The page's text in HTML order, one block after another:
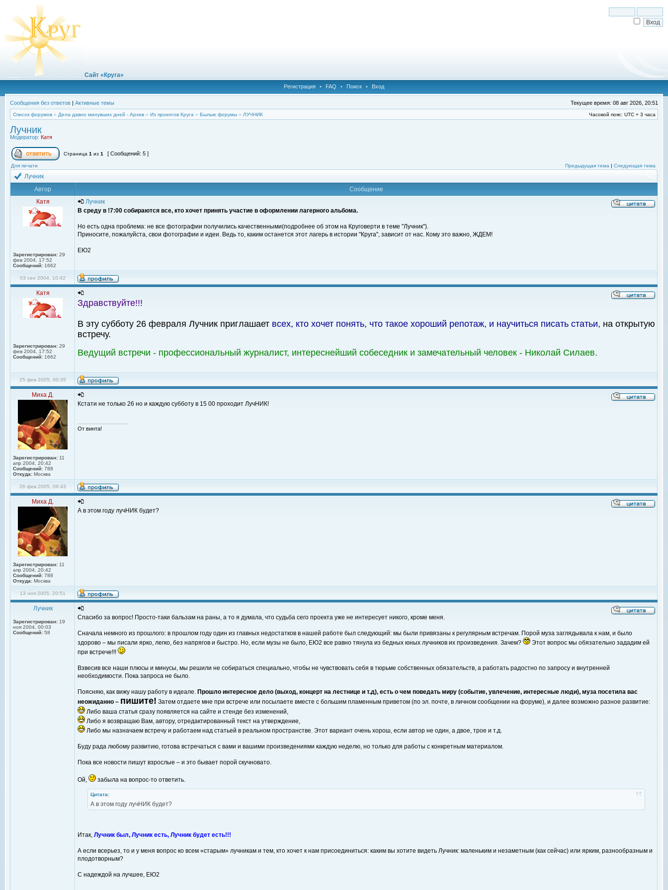
Сайт «Круга»
Регистрация • FAQ • Поиск • Вход
Сообщения без ответов | Активные темы Текущее время: 08 авг 2026, 20:51
Список форумов » Дела давно минувших дней - Архив » Из проектов Круга » Былые форумы » ЛУЧНИК Часовой пояс: UTC + 3 часа
Лучник
Модератор: Катя
Страница 1 из 1 [ Сообщений: 5 ]
Для печати Предыдущая тема | Следующая тема
Лучник
Автор
Сообщение
Катя
Зарегистрирован: 29
фев 2004, 17:52
Сообщений: 1662
Лучник
В среду в !7:00 собираются все, кто хочет принять участие в оформлении лагерного альбома.
Но есть одна проблема: не все фотографии получились качественными(подробнее об этом на Круговерти в теме "Лучник").
Приносите, пожалуйста, свои фотографии и идеи. Ведь то, каким останется этот лагерь в истории "Круга", зависит от нас. Кому это важно, ЖДЕМ!
ЕЮ2
03 сен 2004, 10:42
Катя
Зарегистрирован: 29
фев 2004, 17:52
Сообщений: 1662
Здравствуйте!!!
В эту субботу 26 февраля Лучник приглашает всех, кто хочет понять, что такое хороший репотаж, и научиться писать статьи, на открытую
встречу.
Ведущий встречи - профессиональный журналист, интереснейший собеседник и замечательный человек - Николай Силаев.
25 фев 2005, 00:35
Миха Д.
Зарегистрирован: 11
апр 2004, 20:42
Сообщений: 788
Откуда: Москва
Кстати не только 26 но и каждую субботу в 15 00 проходит ЛучНИК!
От винта!
26 фев 2005, 09:43
Миха Д.
Зарегистрирован: 11
апр 2004, 20:42
Сообщений: 788
Откуда: Москва
А в этом году лучНИК будет?
13 ноя 2005, 20:51
Лучник
Зарегистрирован: 19
ноя 2004, 00:03
Сообщений: 58
Спасибо за вопрос! Просто-таки бальзам на раны, а то я думала, что судьба сего проекта уже не интересует никого, кроме меня.
Сначала немного из прошлого: в прошлом году один из главных недостатков в нашей работе был следующий: мы были привязаны к регулярным встречам. Порой муза заглядывала к нам, и было
здорово – мы писали ярко, легко, без напрягов и быстро. Но, если музы не было, ЕЮ2 все равно тянула из бедных юных лучников их произведения. Зачем?
Этот вопрос мы обязательно зададим ей
при встрече!!!
Взвесив все наши плюсы и минусы, мы решили не собираться специально, чтобы не чувствовать себя в тюрьме собственных обязательств, а работать радостно по запросу и внутренней
необходимости. Пока запроса не было.
Поясняю, как вижу нашу работу в идеале. Прошло интересное дело (выход, концерт на лестнице и т.д), есть о чем поведать миру (событие, увлечение, интересные люди), муза посетила вас
неожиданно – пишите! Затем отдаете мне при встрече или посылаете вместе с большим пламенным приветом (по эл. почте, в личном сообщении на форуме), и далее возможно разное развитие:
Либо ваша статья сразу появляется на сайте и стенде без изменений,
Либо я возвращаю Вам, автору, отредактированный текст на утверждение,
Либо мы назначаем встречу и работаем над статьей в реальном пространстве. Этот вариант очень хорош, если автор не один, а двое, трое и т.д.
Буду рада любому развитию, готова встречаться с вами и вашими произведениями каждую неделю, но только для работы с конкретным материалом.
Пока все новости пишут взрослые – и это бывает порой скучновато.
Ой, забыла на вопрос-то ответить.
Цитата:
А в этом году лучНИК будет?
Итак, Лучник был, Лучник есть, Лучник будет есть!!!
А если всерьез, то и у меня вопрос ко всем «старым» лучникам и тем, кто хочет к нам присоединиться: каким вы хотите видеть Лучник: маленьким и незаметным (как сейчас) или ярким, разнообразным и
плодотворным?
С надеждой на лучшее, ЕЮ2